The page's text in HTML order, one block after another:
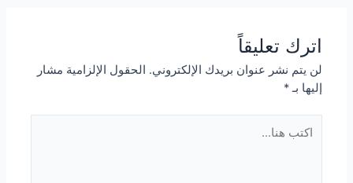
اترك تعليقاً
لن يتم نشر عنوان بريدك الإلكتروني. الحقول الإلزامية مشار
إليها بـ*
هنا...